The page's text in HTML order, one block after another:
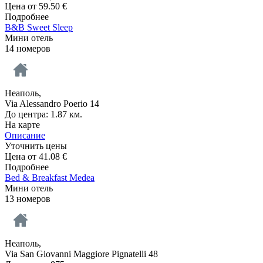
Цена от 59.50 €
Подробнее
B&B Sweet Sleep
Мини отель
14 номеров
Неаполь,
Via Alessandro Poerio 14
До центра: 1.87 км.
На карте
Описание
Уточнить цены
Цена от 41.08 €
Подробнее
Bed & Breakfast Medea
Мини отель
13 номеров
Неаполь,
Via San Giovanni Maggiore Pignatelli 48